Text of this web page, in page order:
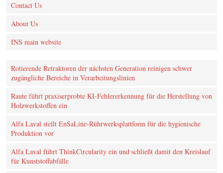
Contact Us
About Us
INS main website
Rotierende Retraktoren der nächsten Generation reinigen schwer
zugängliche Bereiche in Verarbeitungslinien
Raute führt praxiserprobte KI‑Fehlererkennung für die Herstellung von
Holzwerkstoffen ein
Alfa Laval stellt EnSaLine-Rührwerksplattform für die hygienische
Produktion vor
Alfa Laval führt ThinkCircularity ein und schließt damit den Kreislauf
für Kunststoffabfälle